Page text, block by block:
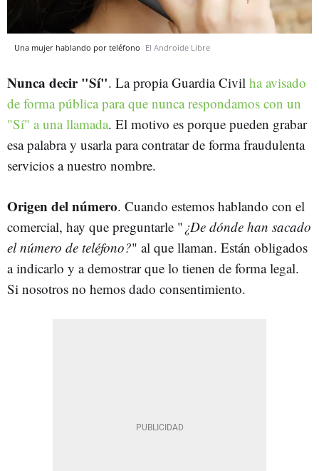
Una mujer hablando por teléfono El Androide Libre
Nunca decir "Sí". La propia Guardia Civil ha avisado
de forma pública para que nunca respondamos con un
"Sí" a una llamada. El motivo es porque pueden grabar
esa palabra y usarla para contratar de forma fraudulenta
servicios a nuestro nombre.
Origen del número. Cuando estemos hablando con el
comercial, hay que preguntarle " ¿De dónde han sacado
el número de teléfono?" al que llaman. Están obligados
a indicarlo y a demostrar que lo tienen de forma legal.
Si nosotros no hemos dado consentimiento.